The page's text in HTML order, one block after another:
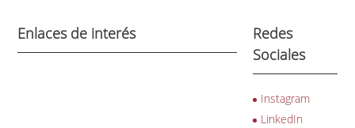
Enlaces de interés
Redes
Sociales
Instagram
LinkedIn